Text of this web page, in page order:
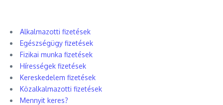
Alkalmazotti fizetések
Egészségügy fizetések
Fizikai munka fizetések
Hírességek fizetések
Kereskedelem fizetések
Közalkalmazotti fizetések
Mennyit keres?